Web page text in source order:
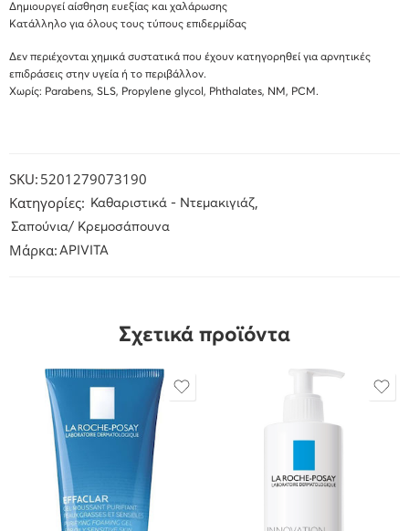
Δημιουργεί αίσθηση ευεξίας και χαλάρωσης
Κατάλληλο για όλους τους τύπους επιδερμίδας
Δεν περιέχονται χημικά συστατικά που έχουν κατηγορηθεί για αρνητικές
επιδράσεις στην υγεία ή το περιβάλλον.
Χωρίς: Parabens, SLS, Propylene glycol, Phthalates, NM, PCM.
SKU: 5201279073190
Κατηγορίες:
Καθαριστικά - Ντεμακιγιάζ,
Σαπούνια/ Κρεμοσάπουνα
Μάρκα: APIVITA
Σχετικά προϊόντα